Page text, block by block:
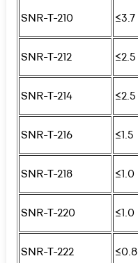
SNR-T-210 ≤3.7
SNR-T-212 ≤2.5
SNR-T-214 ≤2.5
SNR-T-216 ≤1.5
SNR-T-218 ≤1.0
SNR-T-220 ≤1.0
SNR-T-222 ≤0.8